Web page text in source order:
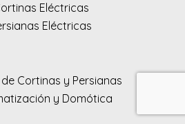
Eléctricas
Eléctricas
Cortinas y Persianas
y Domótica